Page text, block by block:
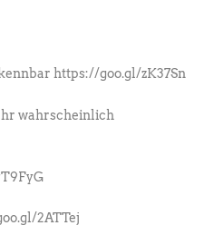
https://goo.gl/zK37Sn
wahrscheinlich
2ATTej